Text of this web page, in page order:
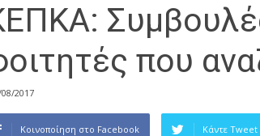
που
2017
Κοινοποίηση στο Facebook Κάντε